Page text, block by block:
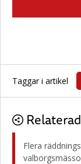
Taggar i artikel
Flera